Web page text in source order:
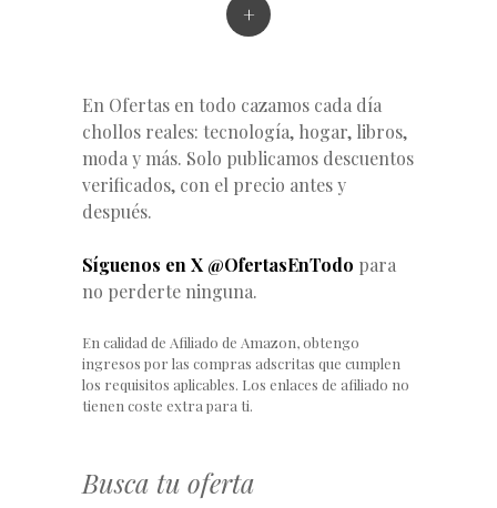
+
En Ofertas en todo cazamos cada día
chollos reales: tecnología, hogar, libros,
moda y más. Solo publicamos descuentos
verificados, con el precio antes y
después.
Síguenos en X @OfertasEnTodo para
no perderte ninguna.
En calidad de Afiliado de Amazon, obtengo
ingresos por las compras adscritas que cumplen
los requisitos aplicables. Los enlaces de afiliado no
tienen coste extra para ti.
Busca tu oferta